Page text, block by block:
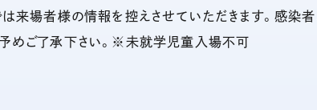
来場者様の情報を控えさせていただきます。感染
めご了承下さい。※未就学児童入場不可